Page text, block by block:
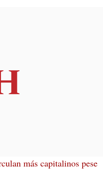
más capitalinos pese